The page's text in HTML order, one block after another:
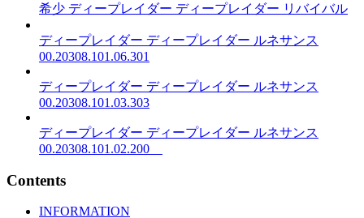
希少 ディープレイダー ディープレイダー リバイバル
ディープレイダー ディープレイダー ルネサンス
00.20308.101.06.301
ディープレイダー ディープレイダー ルネサンス
00.20308.101.03.303
ディープレイダー ディープレイダー ルネサンス
00.20308.101.02.200
Contents
INFORMATION